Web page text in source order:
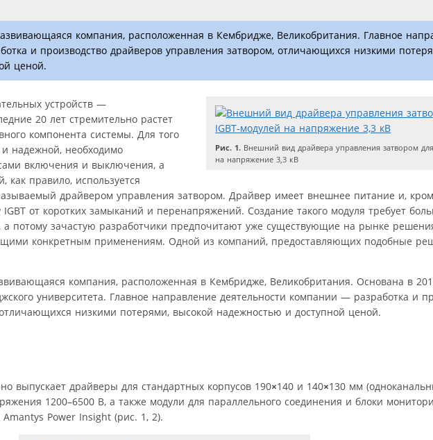
компания, расположенная в Кембридже, Великобритания. Главное
и производство драйверов управления затвором, отличающихся низкими
ценой.
Рис. 1. Внешний вид драйвера управления затвором
на напряжение 3,3 кВ
устройств —
20 лет стремительно растет
компонента системы. Для того
надежной, необходимо
включения и выключения, а
как правило, используется
драйвером управления затвором. Драйвер имеет внешнее питание и,
от коротких замыканий и перенапряжений. Создание такого модуля требует
а потому зачастую разработчики предпочитают уже существующие на рынке
конкретным применениям. Одной из компаний, предоставляющих подобные
компания, расположенная в Кембридже, Великобритания. Основана в
университета. Главное направление деятельности компании — разработка и
низкими потерями, высокой надежностью и доступной ценой.
выпускает драйверы для стандартных корпусов 190×140 и 140×130 мм
1200–6500 В, а также модули для параллельного соединения и блоки
Power Insight (рис. 1, 2).